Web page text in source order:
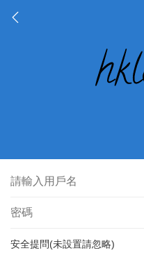
安全提問(未設置請忽略)